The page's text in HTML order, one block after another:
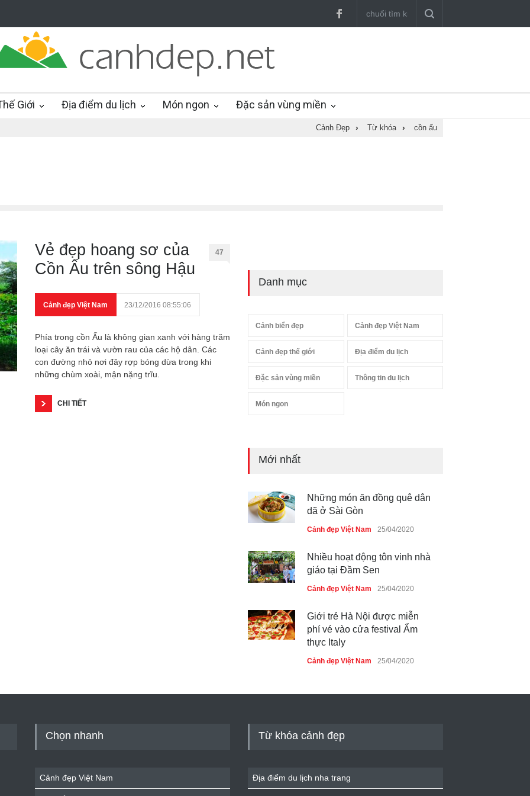
Giới Địa điểm du lịch Món ngon Đặc sản vùng miền
Cảnh Đẹp › Từ khóa › cồn ấu
Vẻ đẹp hoang sơ của
Cồn Ấu trên sông Hậu
47
Cảnh đẹp Việt Nam 23/12/2016 08:55:06
Phía trong cồn Ấu là không gian xanh với hàng trăm
loại cây ăn trái và vườn rau của các hộ dân. Các
con đường nhỏ nơi đây rợp bóng dừa trong khi
những chùm xoài, mận nặng trĩu.
CHI TIẾT
Danh mục
Cảnh biển đẹp Cảnh đẹp Việt Nam
Cảnh đẹp thế giới Địa điểm du lịch
Đặc sản vùng miền Thông tin du lịch
Món ngon
Mới nhất
Những món ăn đồng quê dân
dã ở Sài Gòn
Cảnh đẹp Việt Nam 25/04/2020
Nhiều hoạt động tôn vinh nhà
giáo tại Đầm Sen
Cảnh đẹp Việt Nam 25/04/2020
Giới trẻ Hà Nội được miễn
phí vé vào cửa festival Ẩm
thực Italy
Cảnh đẹp Việt Nam 25/04/2020
Cảnh đẹp Việt Nam
Chọn nhanh
Cảnh đẹp Việt Nam
Từ khóa cảnh đẹp
Địa điểm du lịch nha trang